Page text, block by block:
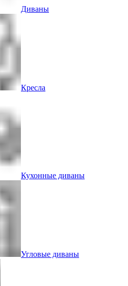
Диваны
Кресла
Кухонные диваны
Угловые диваны